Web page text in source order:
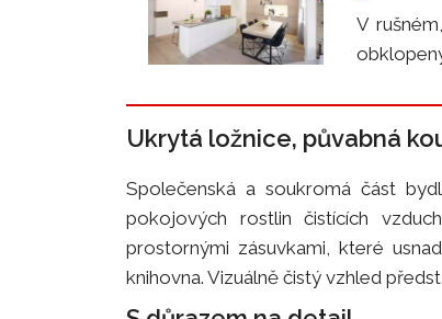
V
Ukrytá ložnice, půvabná
Společenská a soukromá část
pokojových rostlin čistících
prostornými zásuvkami, které
knihovna. Vizuálně čistý vzhled